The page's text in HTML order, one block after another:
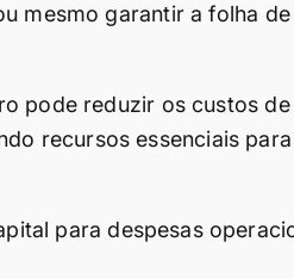
mesmo garantir a folha
pode reduzir os custos
recursos essenciais
para despesas